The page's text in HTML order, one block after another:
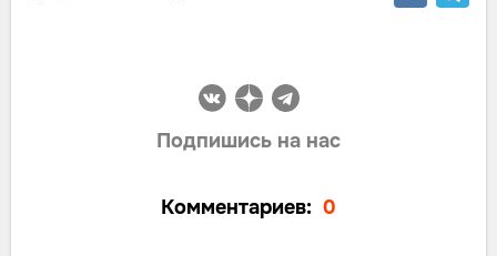
Подпишись на нас
Комментариев: 0